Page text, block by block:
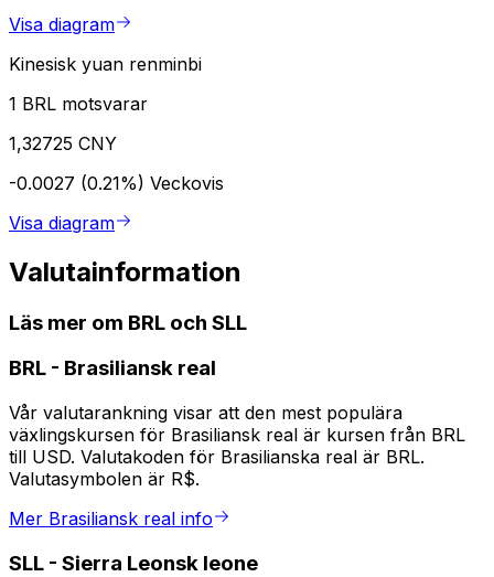
Visa diagram
Kinesisk yuan renminbi
1 BRL motsvarar
1,32725 CNY
-0.0027 (0.21%) Veckovis
Visa diagram
Valutainformation
Läs mer om BRL och SLL
BRL - Brasiliansk real
Vår valutarankning visar att den mest populära
växlingskursen för Brasiliansk real är kursen från BRL
till USD. Valutakoden för Brasilianska real är BRL.
Valutasymbolen är R$.
Mer Brasiliansk real info
SLL - Sierra Leonsk leone